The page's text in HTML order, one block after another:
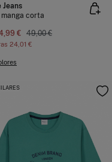
Jeans
manga corta
€ 49,00 €
24,01 €